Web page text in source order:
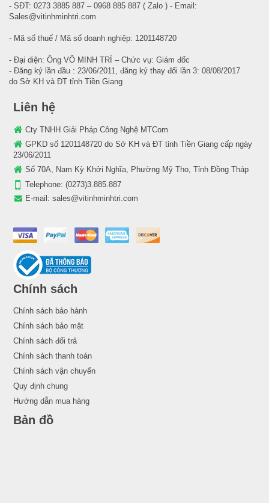
- SĐT: 0273 3885 887 – 0968 885 887 ( Zalo ) - Email:
Sales@vitinhminhtri.com
- Mã số thuế / Mã số doanh nghiệp: 1201148720
- Đại diện: Ông VÕ MINH TRÍ – Chức vụ: Giám đốc
- Đăng ký lần đầu : 23/06/2011, đăng ký thay đổi lần 3: 08/08/2017
do Sở KH và ĐT tỉnh Tiền Giang
Liên hệ
Cty TNHH Giải Pháp Công Nghệ MTCom
GPKD số 1201148720 do Sở KH và ĐT tỉnh Tiền Giang cấp ngày
23/06/2011
Số 70A, Nam Kỳ Khởi Nghĩa, Phường Mỹ Tho, Tỉnh Đồng Tháp
Telephone: (0273)3.885.887
E-mail: sales@vitinhminhtri.com
Chính sách
Chính sách bảo hành
Chính sách bảo mật
Chính sách đổi trả
Chính sách thanh toán
Chính sách vận chuyển
Quy định chung
Hướng dẫn mua hàng
Bản đồ